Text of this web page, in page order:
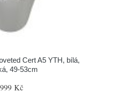
Cert A5 YTH, bílá,
49-53cm
Kč